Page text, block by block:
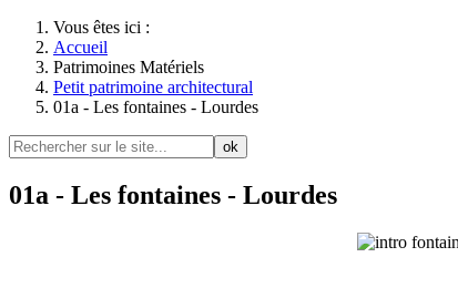
Vous êtes ici :
Accueil
Patrimoines Matériels
Petit patrimoine architectural
01a - Les fontaines - Lourdes
ok
01a - Les fontaines - Lourdes